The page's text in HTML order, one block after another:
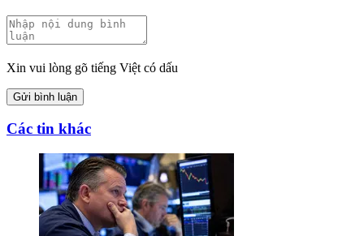
Xin vui lòng gõ tiếng Việt có dấu
Gửi bình luận
Các tin khác